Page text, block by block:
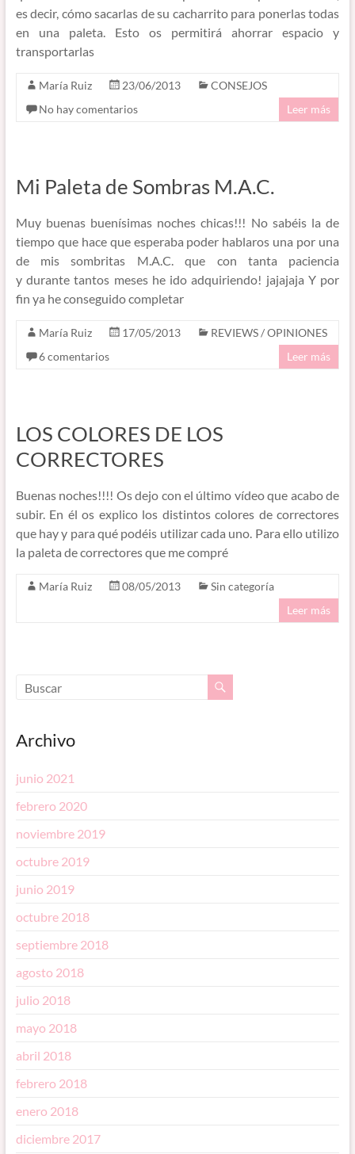
es decir, cómo sacarlas de su cacharrito para ponerlas todas
en una paleta. Esto os permitirá ahorrar espacio y
transportarlas
María Ruiz 23/06/2013
CONSEJOS
No hay comentarios
Leer más
Mi Paleta de Sombras M.A.C.
Muy buenas buenísimas noches chicas!!! No sabéis la de
tiempo que hace que esperaba poder hablaros una por una
de mis sombritas M.A.C. que con tanta paciencia
y durante tantos meses he ido adquiriendo! jajajaja Y por
fin ya he conseguido completar
María Ruiz 17/05/2013
REVIEWS / OPINIONES
6 comentarios
Leer más
LOS COLORES DE LOS
CORRECTORES
Buenas noches!!!! Os dejo con el último vídeo que acabo de
subir. En él os explico los distintos colores de correctores
que hay y para qué podéis utilizar cada uno. Para ello utilizo
la paleta de correctores que me compré
María Ruiz 08/05/2013
Sin categoría
Leer más
Archivo
junio 2021
febrero 2020
noviembre 2019
octubre 2019
junio 2019
octubre 2018
septiembre 2018
agosto 2018
julio 2018
mayo 2018
abril 2018
febrero 2018
enero 2018
diciembre 2017